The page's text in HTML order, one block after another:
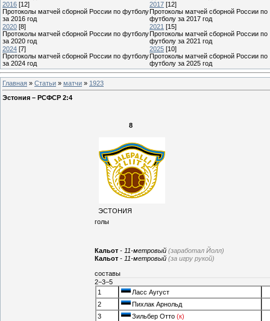
2016 [12]
Протоколы матчей сборной России по футболу
за 2016 год
2017 [12]
Протоколы матчей сборной России по
футболу за 2017 год
2020 [8]
Протоколы матчей сборной России по футболу
за 2020 год
2021 [15]
Протоколы матчей сборной России по
футболу за 2021 год
2024 [7]
Протоколы матчей сборной России по футболу
за 2024 год
2025 [10]
Протоколы матчей сборной России по
футболу за 2025 год
Главная » Статьи » матчи » 1923
Эстония – РСФСР 2:4
8
ЭСТОНИЯ
голы
Кальот - 11-метровый(заработал Йолл)
Кальот - 11-метровый(за игру рукой)
составы
2−3−5
1
Ласс Аугуст
2
Пихлак Арнольд
3
Зильбер Отто(к)